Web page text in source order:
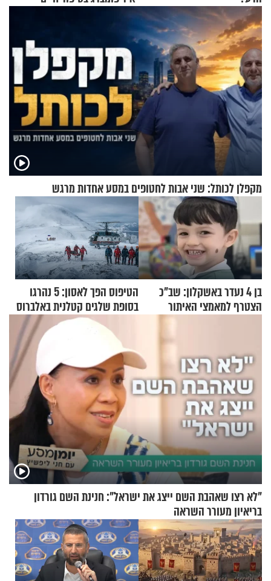
מעורר השראה
מקפלן לכותל: שני אבות לחטופים במסע אחדות מרגש
בן 4 נעדר באשקלון: שב"כ
הצטרף למאמצי האיתור
הטיפוס הפך לאסון: 5 נהרגו
בסופת שלגים קטלנית באלברוס
"לא רצו שאהבת השם ייצג את ישראל": חנינת השם גורדון
בריאיון מעורר השראה